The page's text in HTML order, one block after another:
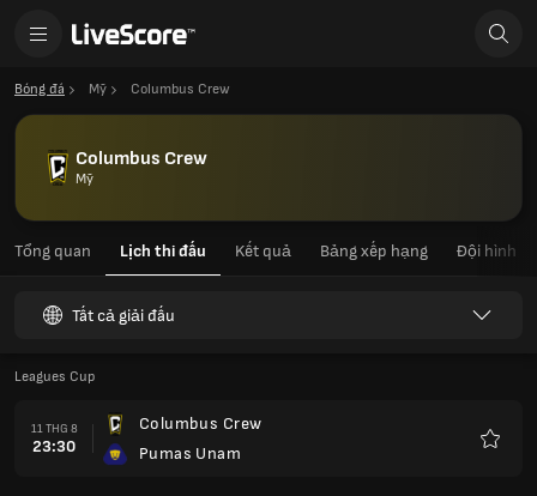
Bóng đá Mỹ Columbus Crew
Columbus Crew
Mỹ
Tổng quan Lịch thi đấu Kết quả Bảng xếp hạng Đội hình
Tất cả giải đấu
Leagues Cup
11 THG 8
23:30
Columbus Crew
Pumas Unam